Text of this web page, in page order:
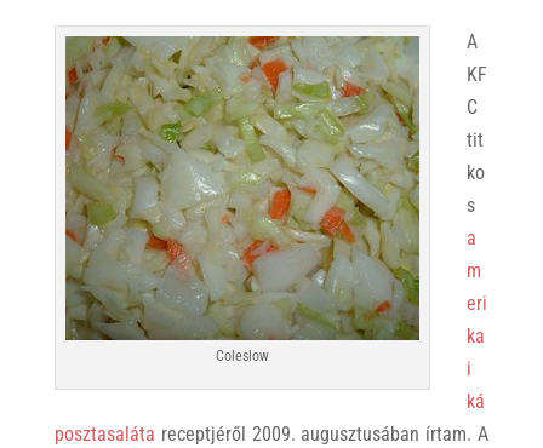
Coleslow
A
KF
C
tit
ko
s
a
m
eri
ka
i
ká
posztasaláta receptjéről 2009. augusztusában írtam. A